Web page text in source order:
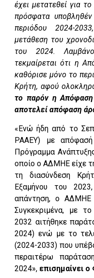
έχει μετατεθεί για
πρόσφατα
περιόδου 2024-
μετάθεση του
του 2024.
τεκμαίρεται ότι η
καθόρισε μόνο το
Κρήτη, αφού
το παρόν η
αποτελεί απόφαση
«Ενώ ήδη από το
ΡΑΑΕΥ) με απόφασή
Πρόγραμμα
οποίο ο ΑΔΜΗΕ είχε
τη διασύνδεση
Εξαμήνου του
απάντηση, ο ΑΔΜΗΕ
Συγκεκριμένα, με
2032 αιτήθηκε
2024) ενώ με το
(2024-2033) που
περαιτέρω
2024», επισημαίνει